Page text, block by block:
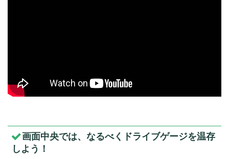
画面中央では、なるべくドライブゲージを温存
しよう！